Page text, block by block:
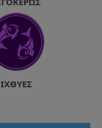
ΙΧΘΎΕΣ